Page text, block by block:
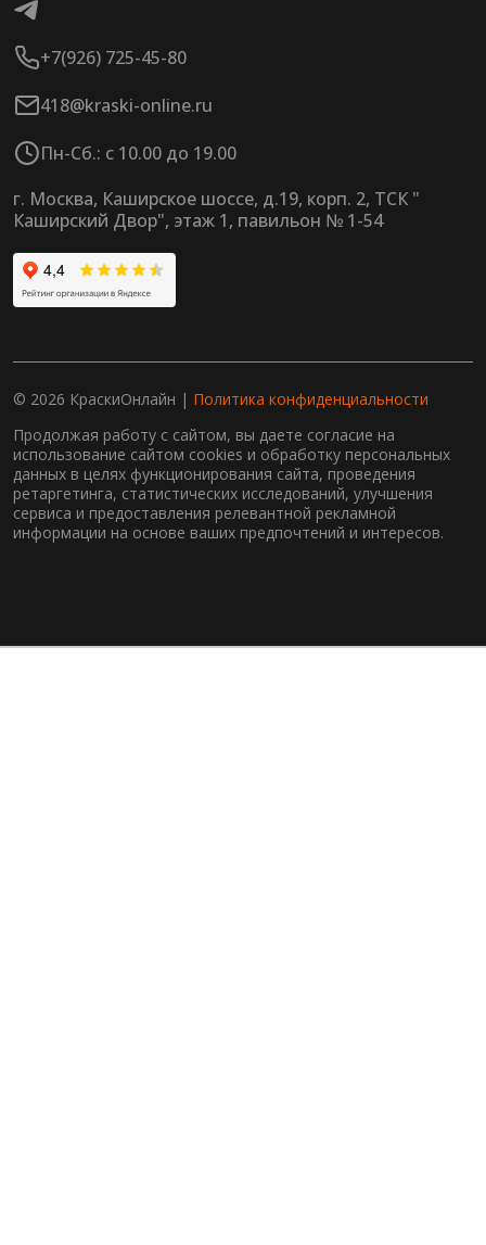
+7(926) 725-45-80
418@kraski-online.ru
Пн-Сб.: с 10.00 до 19.00
г. Москва, Каширское шоссе, д.19, корп. 2, ТСК "
Каширский Двор", этаж 1, павильон № 1-54
© 2026 КраскиОнлайн | Политика конфиденциальности
Продолжая работу с сайтом, вы даете согласие на
использование сайтом cookies и обработку персональных
данных в целях функционирования сайта, проведения
ретаргетинга, статистических исследований, улучшения
сервиса и предоставления релевантной рекламной
информации на основе ваших предпочтений и интересов.